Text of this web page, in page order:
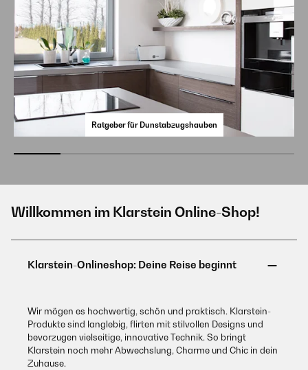
Ratgeber für Dunstabzugshauben
Willkommen im Klarstein Online-Shop!
Wir mögen es hochwertig, schön und praktisch. Klarstein-
Produkte sind langlebig, flirten mit stilvollen Designs und
bevorzugen vielseitige, innovative Technik. So bringt
Klarstein noch mehr Abwechslung, Charme und Chic in dein
Zuhause.